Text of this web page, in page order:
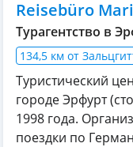
Reisebüro
Турагентство в
134,5 км от
Туристический
городе Эрфурт
1998 года.
поездки по